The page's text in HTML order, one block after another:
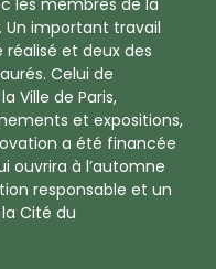
Un important travail
et deux des
Celui de
Ville de Paris,
et expositions,
a été financée
ouvrira à l’automne
responsable et un
Cité du